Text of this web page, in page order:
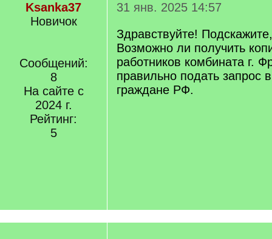
Ksanka37
Новичок
Сообщений:
8
На сайте с
2024 г.
Рейтинг:
5
31 янв. 2025 14:57
Здравствуйте!
Возможно ли получить
работников комбината г.
правильно подать запрос
граждане РФ.